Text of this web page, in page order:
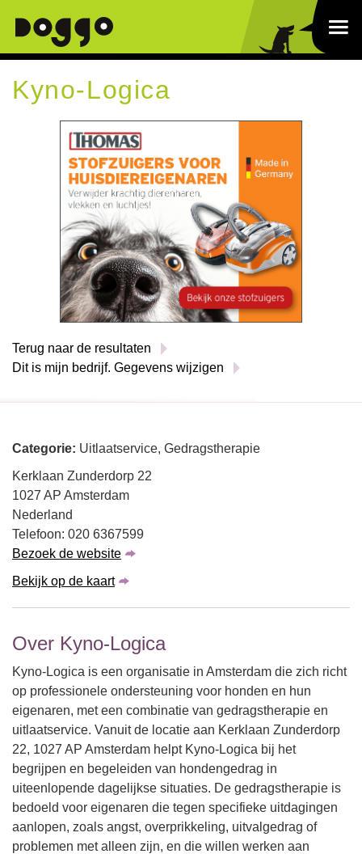
Kyno-Logica
Terug naar de resultaten
Dit is mijn bedrijf. Gegevens wijzigen
Categorie: Uitlaatservice, Gedragstherapie
Kerklaan Zunderdorp 22
1027 AP Amsterdam
Nederland
Telefoon: 020 6367599
Bezoek de website
Bekijk op de kaart
Over Kyno-Logica
Kyno-Logica is een organisatie in Amsterdam die zich richt
op professionele ondersteuning voor honden en hun
eigenaren, met een combinatie van gedragstherapie en
uitlaatservice. Vanuit de locatie aan Kerklaan Zunderdorp
22, 1027 AP Amsterdam helpt Kyno-Logica bij het
begrijpen en begeleiden van hondengedrag in
uiteenlopende dagelijkse situaties. De gedragstherapie is
bedoeld voor eigenaren die tegen specifieke uitdagingen
aanlopen, zoals angst, overprikkeling, uitvalgedrag of
problemen met alleen zijn, en die willen werken aan